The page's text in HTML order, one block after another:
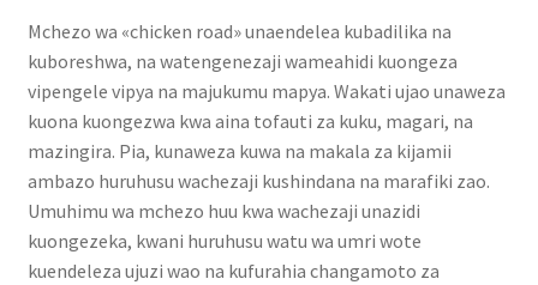
Mchezo wa «chicken road» unaendelea kubadilika na
kuboreshwa, na watengenezaji wameahidi kuongeza
vipengele vipya na majukumu mapya. Wakati ujao unaweza
kuona kuongezwa kwa aina tofauti za kuku, magari, na
mazingira. Pia, kunaweza kuwa na makala za kijamii
ambazo huruhusu wachezaji kushindana na marafiki zao.
Umuhimu wa mchezo huu kwa wachezaji unazidi
kuongezeka, kwani huruhusu watu wa umri wote
kuendeleza ujuzi wao na kufurahia changamoto za